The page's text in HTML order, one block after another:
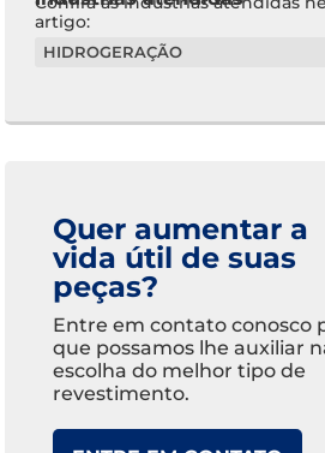
artigo:
HIDROGERAÇÃO
Quer aumentar a
vida útil de suas
peças?
Entre em contato conosco
que possamos lhe auxiliar
escolha do melhor tipo de
revestimento.